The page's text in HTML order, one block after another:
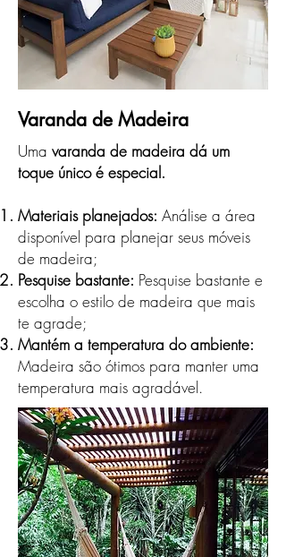
Uma varanda de madeira dá um
toque único é especial.
Materiais planejados: Análise a área
disponível para planejar seus móveis
de madeira;
Pesquise bastante: Pesquise bastante e
escolha o estilo de madeira que mais
te agrade;
Mantém a temperatura do ambiente:
Madeira são ótimos para manter uma
temperatura mais agradável.
Varanda de Madeira